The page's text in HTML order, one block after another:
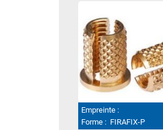
Empreinte :
Forme : FIRAFIX-P